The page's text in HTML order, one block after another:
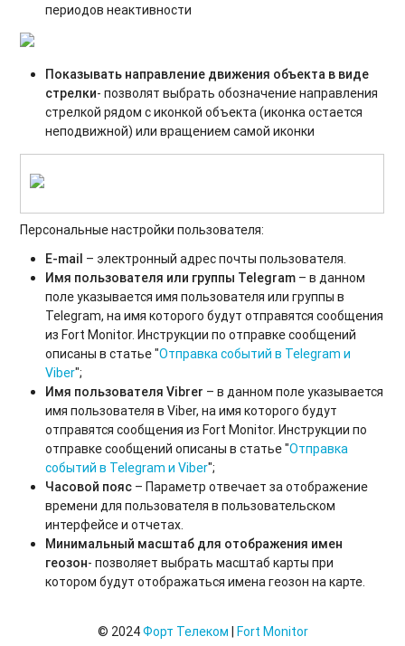
периодов неактивности
Показывать направление движения объекта в виде
стрелки- позволят выбрать обозначение направления
стрелкой рядом с иконкой объекта (иконка остается
неподвижной) или вращением самой иконки
Персональные настройки пользователя:
E-mail – электронный адрес почты пользователя.
Имя пользователя или группы Telegram – в данном
поле указывается имя пользователя или группы в
Telegram, на имя которого будут отправятся сообщения
из Fort Monitor. Инструкции по отправке сообщений
описаны в статье "Отправка событий в Telegram и
Viber";
Имя пользователя Vibrer – в данном поле указывается
имя пользователя в Viber, на имя которого будут
отправятся сообщения из Fort Monitor. Инструкции по
отправке сообщений описаны в статье "Отправка
событий в Telegram и Viber";
Часовой пояс – Параметр отвечает за отображение
времени для пользователя в пользовательском
интерфейсе и отчетах.
Минимальный масштаб для отображения имен
геозон- позволяет выбрать масштаб карты при
котором будут отображаться имена геозон на карте.
© 2024Форт Телеком Fort Monitor